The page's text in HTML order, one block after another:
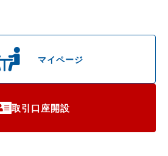
マイページ
取引口座開設